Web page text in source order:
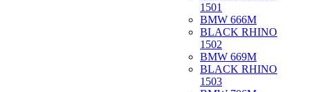
1501
BMW 666M
BLACK RHINO
1502
BMW 669M
BLACK RHINO
1503